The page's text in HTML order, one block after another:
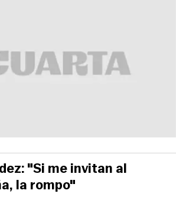
"Si me invitan al
la rompo"